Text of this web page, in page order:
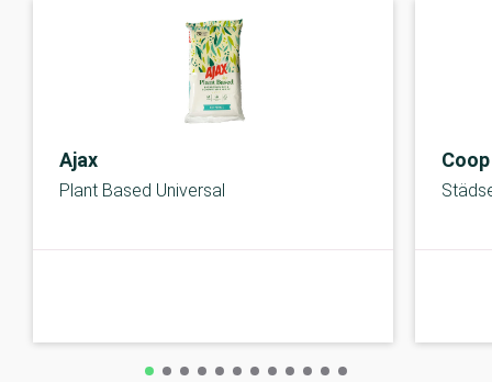
Ajax
Plant Based Universal
Coop